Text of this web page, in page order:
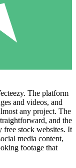
The platform
and videos, and
any project. The
and the
free stock websites. It
media content,
footage that